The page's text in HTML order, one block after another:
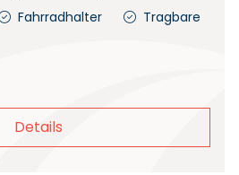
Fahrradhalter
Tragbare
Details